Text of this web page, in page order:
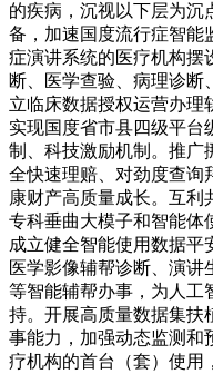
的疾病，沉视以下层为沉
备，加速国度流行症智能
症演讲系统的医疗机构摆
断、医学查验、病理诊断
立临床数据授权运营办理
实现国度省市县四级平台
制、科技激励机制。推广
全快速理赔、对劲度查询
康财产高质量成长。互利
专科垂曲大模子和智能体
成立健全智能使用数据平
医学影像辅帮诊断、演讲
等智能辅帮办事，为人工
持。开展高质量数据集扶
事能力，加强动态监测和
疗机构的首台（套）使用